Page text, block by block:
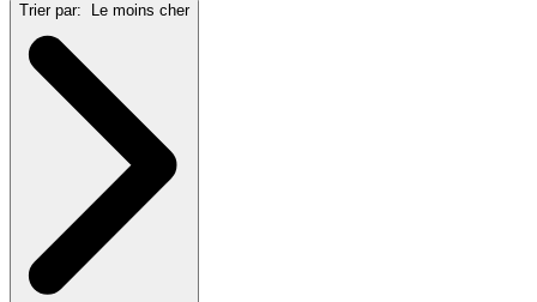
Trier par:
Le moins cher